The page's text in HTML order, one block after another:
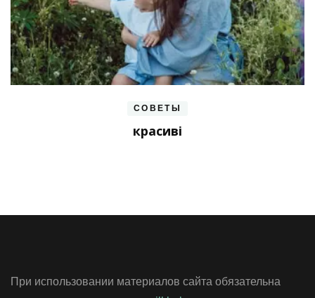
СОВЕТЫ
красиві
При использовании материалов сайта обязательна